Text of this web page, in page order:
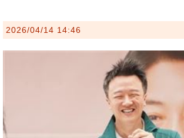
2026/04/14 14:46